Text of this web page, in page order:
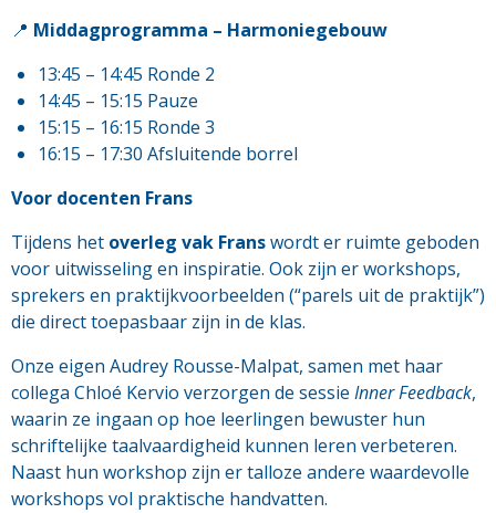
📍 Middagprogramma – Harmoniegebouw
13:45 – 14:45 Ronde 2
14:45 – 15:15 Pauze
15:15 – 16:15 Ronde 3
16:15 – 17:30 Afsluitende borrel
Voor docenten Frans
Tijdens het overleg vak Franswordt er ruimte geboden
voor uitwisseling en inspiratie. Ook zijn er workshops,
sprekers en praktijkvoorbeelden (“parels uit de praktijk”)
die direct toepasbaar zijn in de klas.
Onze eigen Audrey Rousse-Malpat, samen met haar
collega Chloé Kervio verzorgen de sessie Inner Feedback,
waarin ze ingaan op hoe leerlingen bewuster hun
schriftelijke taalvaardigheid kunnen leren verbeteren.
Naast hun workshop zijn er talloze andere waardevolle
workshops vol praktische handvatten.